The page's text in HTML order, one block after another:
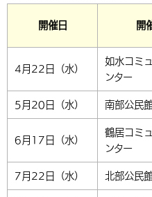
開催日 開
4月22日（水）
如水コミ
ンター
5月20日（水） 南部公民
6月17日（水）
鶴居コミ
ンター
7月22日（水） 北部公民